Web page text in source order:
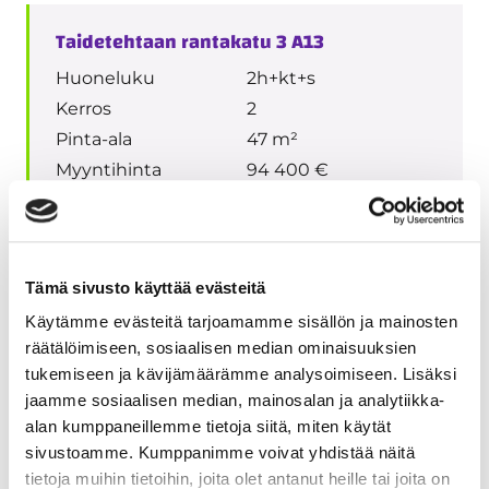
Tämä sivusto käyttää evästeitä
Käytämme evästeitä tarjoamamme sisällön ja mainosten
räätälöimiseen, sosiaalisen median ominaisuuksien
tukemiseen ja kävijämäärämme analysoimiseen. Lisäksi
jaamme sosiaalisen median, mainosalan ja analytiikka-
alan kumppaneillemme tietoja siitä, miten käytät
sivustoamme. Kumppanimme voivat yhdistää näitä
tietoja muihin tietoihin, joita olet antanut heille tai joita on
Taidetehtaan rantakatu 3 A13
Huoneluku
2h+kt+s
Kerros
2
Pinta-ala
47 m²
Myyntihinta
94 400 €
Velaton hinta
Taidetehtaan rantakatu 3 A17
Huoneluku
2h+kt+s
Kerros
3
Pinta-ala
47 m²
Myyntihinta
96 800 €